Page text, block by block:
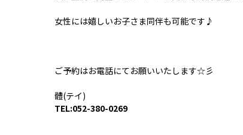
女性には嬉しいお子さま同伴も可能です♪
ご予約はお電話にてお願いいたします☆彡
體(テイ)
TEL:052-380-0269